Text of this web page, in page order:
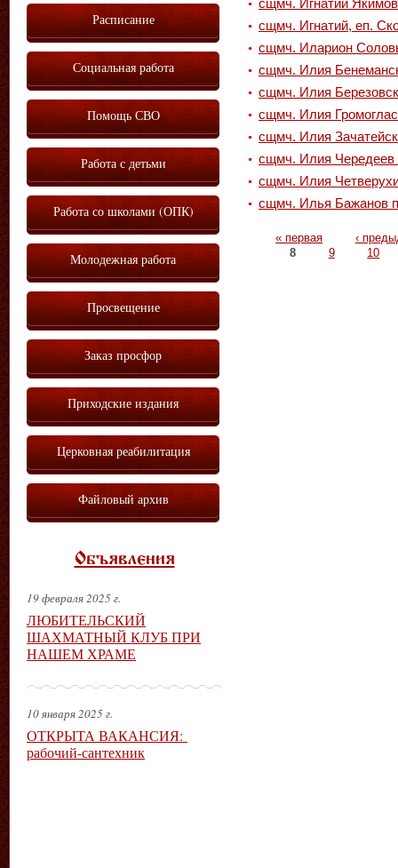
сщмч. Игнатий
сщмч. Игнатий, еп.
сщмч. Иларион
сщмч. Илия
сщмч. Илия
сщмч. Илия
сщмч. Илия
сщмч. Илия Чередеев
сщмч. Илия
сщмч. Илья Бажанов
Страницы« первая
‹
8
9 10
Расписание
Социальная работа
Помощь СВО
Работа с детьми
Работа со школами (ОПК)
Молодежная работа
Просвещение
Заказ просфор
Приходские издания
Церковная реабилитация
Файловый архив
Объявления
19 февраля 2025 г.
ЛЮБИТЕЛЬСКИЙ
ШАХМАТНЫЙ КЛУБ ПРИ
НАШЕМ ХРАМЕ
10 января 2025 г.
ОТКРЫТА ВАКАНСИЯ:
рабочий-сантехник